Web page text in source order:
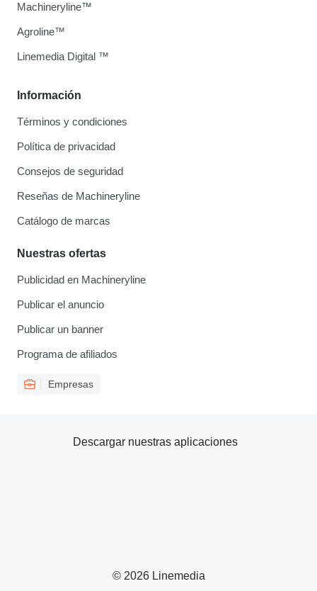
Información
Términos y condiciones
Política de privacidad
Consejos de seguridad
Reseñas de Machineryline
Catálogo de marcas
Nuestras ofertas
Publicidad en Machineryline
Publicar el anuncio
Publicar un banner
Programa de afiliados
Empresas
Machineryline™
Agroline™
Linemedia Digital ™
© 2026 Linemedia
Descargar nuestras aplicaciones